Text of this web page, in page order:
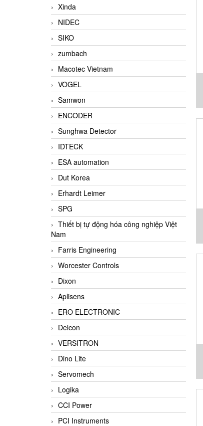
Xinda
NIDEC
SIKO
zumbach
Macotec Vietnam
VOGEL
Samwon
ENCODER
Sunghwa Detector
IDTECK
ESA automation
Dut Korea
Erhardt Leimer
SPG
Thiết bị tự động hóa công nghiệp Việt
Nam
Farris Engineering
Worcester Controls
Dixon
Aplisens
ERO ELECTRONIC
Delcon
VERSITRON
Dino Lite
Servomech
Logika
CCI Power
PCI Instruments